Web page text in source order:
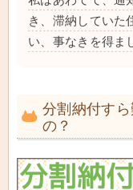
き、滞納していた
い、事なきを得ま
分割納付す
の？